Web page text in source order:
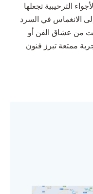
الترحيبية تجعلها
إلى الانغماس في السرد
من عشاق الفن أو
ممتعة تبرز فنون